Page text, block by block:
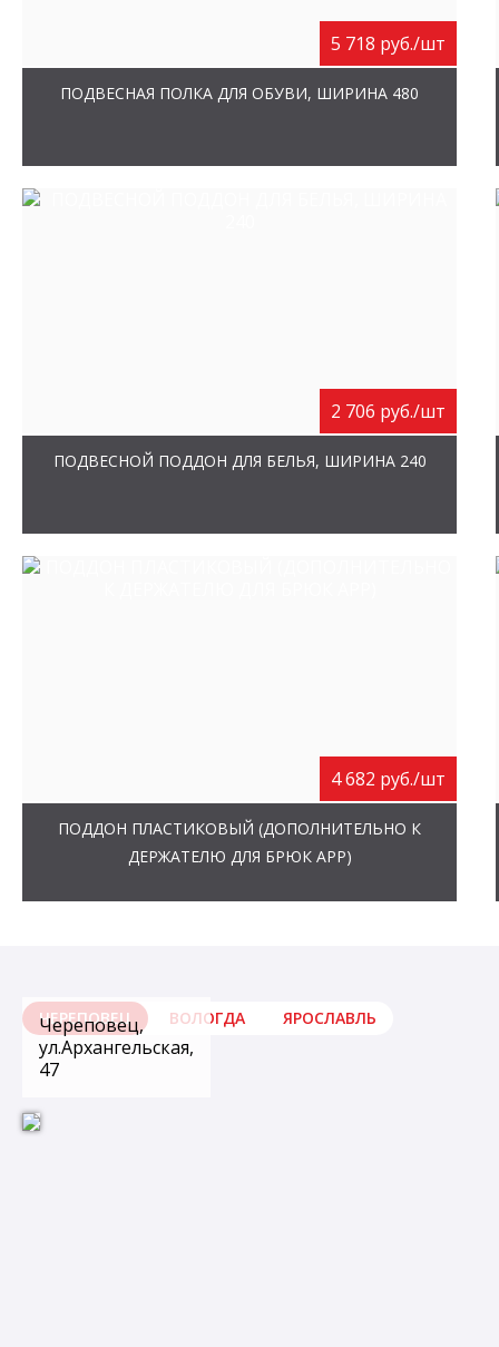
5 718 руб./шт
ПОДВЕСНАЯ ПОЛКА ДЛЯ ОБУВИ, ШИРИНА 480
2 706 руб./шт
ПОДВЕСНОЙ ПОДДОН ДЛЯ БЕЛЬЯ, ШИРИНА 240
4 682 руб./шт
ПОДДОН ПЛАСТИКОВЫЙ (ДОПОЛНИТЕЛЬНО К
ДЕРЖАТЕЛЮ ДЛЯ БРЮК АРР)
ЧЕРЕПОВЕЦ ВОЛОГДА ЯРОСЛАВЛЬ
Череповец,
ул.Архангельская,
47